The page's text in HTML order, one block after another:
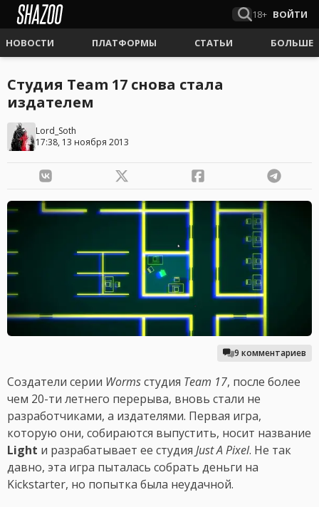
18+ ВОЙТИ
НОВОСТИ ПЛАТФОРМЫ СТАТЬИ БОЛЬШЕ
Студия Team 17 снова стала
издателем
Lord_Soth
17:38, 13 ноября 2013
9 комментариев
Создатели серии Wormsстудия Team 17, после более
чем 20-ти летнего перерыва, вновь стали не
разработчиками, а издателями. Первая игра,
которую они, собираются выпустить, носит название
Light и разрабатывает ее студия Just A Pixel. Не так
давно, эта игра пыталась собрать деньги на
Kickstarter, но попытка была неудачной.